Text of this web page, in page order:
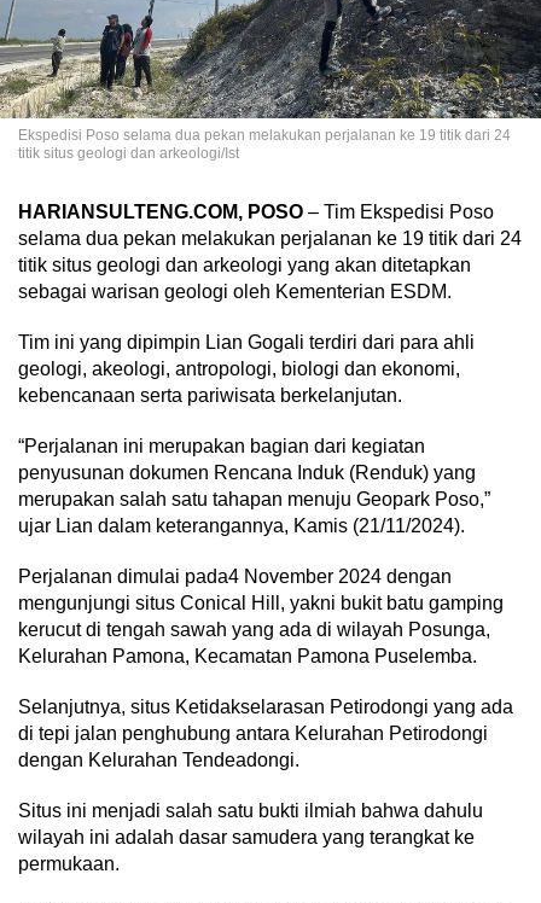
Ekspedisi Poso selama dua pekan melakukan perjalanan ke 19 titik dari 24
titik situs geologi dan arkeologi/Ist
HARIANSULTENG.COM, POSO – Tim Ekspedisi Poso
selama dua pekan melakukan perjalanan ke 19 titik dari 24
titik situs geologi dan arkeologi yang akan ditetapkan
sebagai warisan geologi oleh Kementerian ESDM.
Tim ini yang dipimpin Lian Gogali terdiri dari para ahli
geologi, akeologi, antropologi, biologi dan ekonomi,
kebencanaan serta pariwisata berkelanjutan.
“Perjalanan ini merupakan bagian dari kegiatan
penyusunan dokumen Rencana Induk (Renduk) yang
merupakan salah satu tahapan menuju Geopark Poso,”
ujar Lian dalam keterangannya, Kamis (21/11/2024).
Perjalanan dimulai pada4 November 2024 dengan
mengunjungi situs Conical Hill, yakni bukit batu gamping
kerucut di tengah sawah yang ada di wilayah Posunga,
Kelurahan Pamona, Kecamatan Pamona Puselemba.
Selanjutnya, situs Ketidakselarasan Petirodongi yang ada
di tepi jalan penghubung antara Kelurahan Petirodongi
dengan Kelurahan Tendeadongi.
Situs ini menjadi salah satu bukti ilmiah bahwa dahulu
wilayah ini adalah dasar samudera yang terangkat ke
permukaan.